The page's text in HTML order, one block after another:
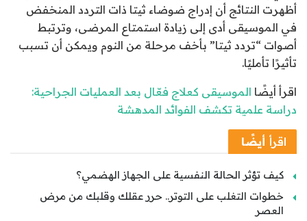
أظهرت النتائج أن إدراج ضوضاء ثيتا ذات التردد المنخفض
في الموسيقى أدى إلى زيادة استمتاع المرضى، وترتبط
أصوات “تردد ثيتا” بأخف مرحلة من النوم ويمكن أن تسبب
تأثيرًا تأمليًا.
اقرأ أيضًا الموسيقى كعلاج فعّال بعد العمليات الجراحية:
دراسة علمية تكشف الفوائد المدهشة
اقرأ أيضًا
كيف تؤثر الحالة النفسية على الجهاز الهضمي؟
خطوات التغلب على التوتر.. حرر عقلك وقلبك من مرض
العصر